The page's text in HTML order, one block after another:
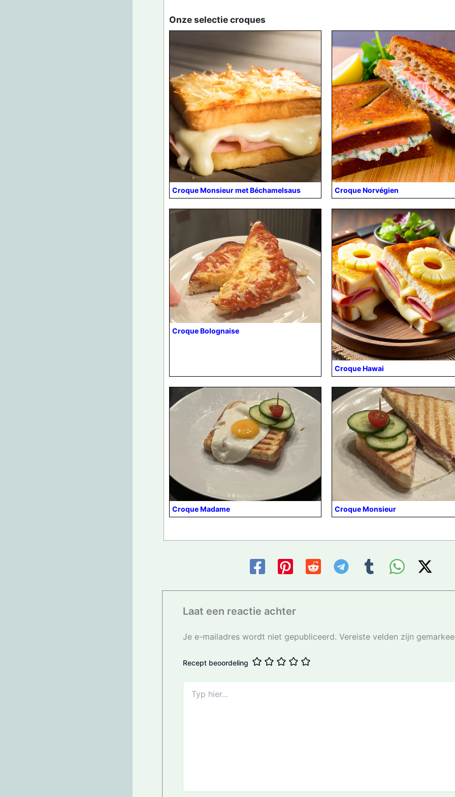
Onze selectie croques
Croque Monsieur met Béchamelsaus Croque Norvégien
Croque Bolognaise
Croque Hawai
Croque Madame Croque Monsieur
Laat een reactie achter
Je e-mailadres wordt niet gepubliceerd. Vereiste velden zijn
Recept beoordeling
hier...